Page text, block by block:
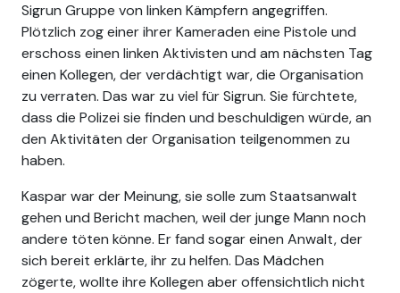
Sigrun Gruppe von linken Kämpfern angegriffen.
Plötzlich zog einer ihrer Kameraden eine Pistole und
erschoss einen linken Aktivisten und am nächsten Tag
einen Kollegen, der verdächtigt war, die Organisation
zu verraten. Das war zu viel für Sigrun. Sie fürchtete,
dass die Polizei sie finden und beschuldigen würde, an
den Aktivitäten der Organisation teilgenommen zu
haben.
Kaspar war der Meinung, sie solle zum Staatsanwalt
gehen und Bericht machen, weil der junge Mann noch
andere töten könne. Er fand sogar einen Anwalt, der
sich bereit erklärte, ihr zu helfen. Das Mädchen
zögerte, wollte ihre Kollegen aber offensichtlich nicht